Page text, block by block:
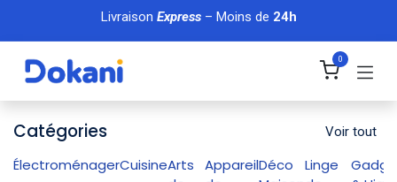
Se rendre au contenu
Livraison Express– Moins de 24h
0
Catégories Voir tout
ÉlectroménagerCuisineArts
AppareilDéco
Linge